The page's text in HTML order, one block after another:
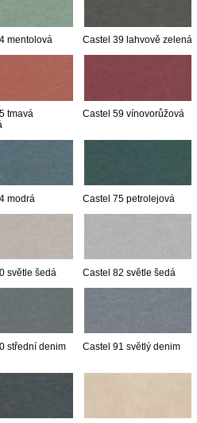
mentolová Castel 39 lahvově zelená
tmavá
Castel 59 vínovorůžová
modrá Castel 75 petrolejová
světle šedá Castel 82 světle šedá
střední denim Castel 91 světlý denim